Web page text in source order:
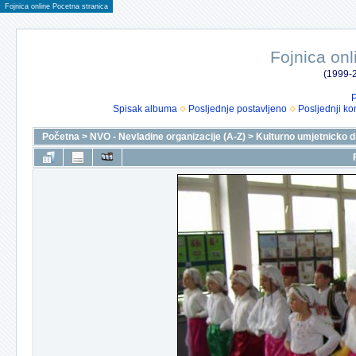
Fojnica online Pocetna stranica
Fojnica
(1999-
Spisak albuma
Posljednje postavljeno Posljednji
Početna > NVO - Nevladine organizacije (A-Z) > Kulturno umjetnicko